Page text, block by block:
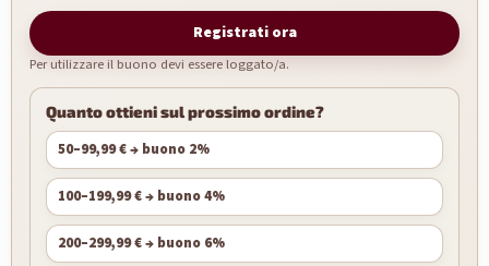
Registrati ora
Per utilizzare il buono devi essere loggato/a.
Quanto ottieni sul prossimo ordine?
50–99,99 € → buono 2%
100–199,99 € → buono 4%
200–299,99 € → buono 6%